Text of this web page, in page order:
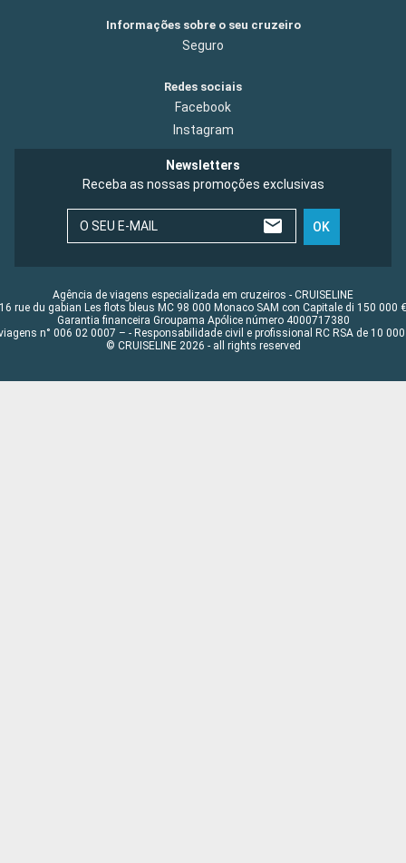
Informações sobre o seu cruzeiro
Seguro
Redes sociais
Facebook
Instagram
Newsletters
Receba as nossas promoções exclusivas
O SEU E-MAIL OK
Agência de viagens especializada em cruzeiros - CRUISELINE
16 rue du gabian Les flots bleus MC 98 000 Monaco SAM con Capitale di 150 000 €
Garantia financeira Groupama Apólice número 4000717380
n° 006 02 0007 – - Responsabilidade civil e profissional RC RSA de 10 000
© CRUISELINE 2026 - all rights reserved